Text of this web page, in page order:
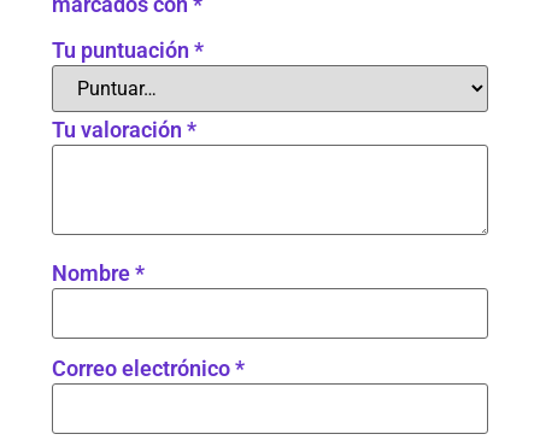
Tu puntuación*
Tu valoración*
Nombre*
Correo electrónico*